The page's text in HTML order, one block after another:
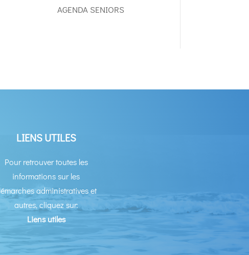
AGENDA SENIORS
LIENS UTILES
Pour retrouver toutes les
informations sur les
administratives et
autres, cliquez sur:
Liens utiles